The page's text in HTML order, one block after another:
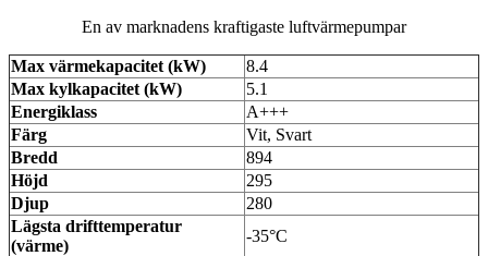
En av marknadens kraftigaste luftvärmepumpar
Max värmekapacitet (kW)
8.4
Max kylkapacitet (kW)
5.1
Energiklass
A+++
Färg
Vit, Svart
Bredd
894
Höjd
295
Djup
280
Lägsta drifttemperatur
(värme)
-35°C